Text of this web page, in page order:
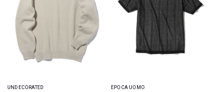
UNDECORATED EPOCA UOMO